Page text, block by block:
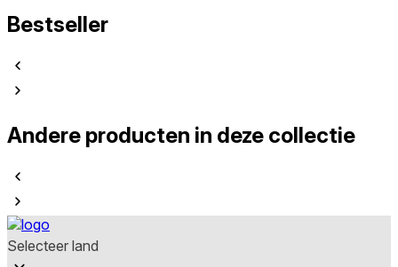
Bestseller
Andere producten in deze collectie
Selecteer land